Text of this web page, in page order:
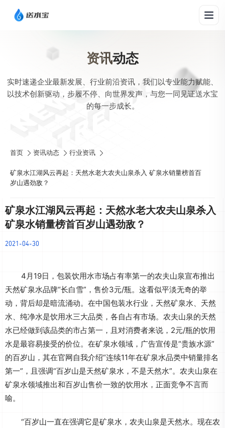
资讯动态
实时速递企业最新发展、行业前沿资讯，我们以专业能力赋能、
以技术创新驱动，步履不停、向世界发声，与您一同见证送水宝
的每一步成长。
首页 资讯动态 行业资讯
矿泉水江湖风云再起：天然水老大农夫山泉杀入 矿泉水销量榜首百
岁山遇劲敌？
矿泉水江湖风云再起：天然水老大农夫山泉杀入
矿泉水销量榜首百岁山遇劲敌？
2021-04-30
4月19日，包装饮用水市场占有率第一的农夫山泉宣布推出
天然矿泉水品牌“长白雪”，售价3元/瓶。这看似平淡无奇的举
动，背后却是暗流涌动。在中国包装水行业，天然矿泉水、天然
水、纯净水是饮用水三大品类，各自占有市场。农夫山泉的天然
水已经做到该品类的市占第一，且对消费者来说，2元/瓶的饮用
水是最容易接受的价位。在矿泉水领域，广告宣传是“贵族水源”
的百岁山，其在官网自我介绍“连续11年在矿泉水品类中销量排名
第一”，且强调“百岁山是天然矿泉水，不是天然水”。农夫山泉在
矿泉水领域推出和百岁山售价一致的饮用水，正面竞争不言而
喻。
“百岁山一直在强调它是矿泉水，农夫山泉是天然水。现在农